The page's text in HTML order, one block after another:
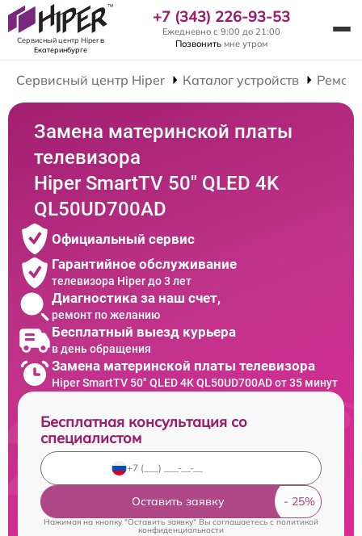
Сервисный центр Hiperв
Екатеринбурге
+7 (343) 226-93-53
Ежедневно с 9:00 до 21:00
Позвонить мне утром
Сервисный центр Hiper Каталог устройств
Замена материнской платы
телевизора
Hiper SmartTV 50" QLED 4K
QL50UD700AD
Официальный сервис
Гарантийное обслуживание
телевизора Hiper до 3 лет
Диагностика за наш счет,
ремонт по желанию
Бесплатный выезд курьера
в день обращения
Замена материнской платы телевизора
Hiper SmartTV 50" QLED 4K QL50UD700AD от 35 минут
Бесплатная консультация со
специалистом
Оставить заявку
Нажимая на кнопку "Оставить заявку" Вы соглашаетесь cполитикой
конфиденциальности